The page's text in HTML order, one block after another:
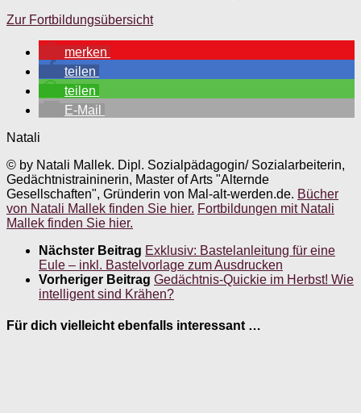
Zur Fortbildungsübersicht
merken
teilen
teilen
E-Mail
Natali
© by Natali Mallek. Dipl. Sozialpädagogin/ Sozialarbeiterin,
Gedächtnistraininerin, Master of Arts "Alternde
Gesellschaften", Gründerin von Mal-alt-werden.de. Bücher
von Natali Mallek finden Sie hier. Fortbildungen mit Natali
Mallek finden Sie hier.
Nächster Beitrag Exklusiv: Bastelanleitung für eine
Eule – inkl. Bastelvorlage zum Ausdrucken
Vorheriger Beitrag Gedächtnis-Quickie im Herbst! Wie
intelligent sind Krähen?
Für dich vielleicht ebenfalls interessant …